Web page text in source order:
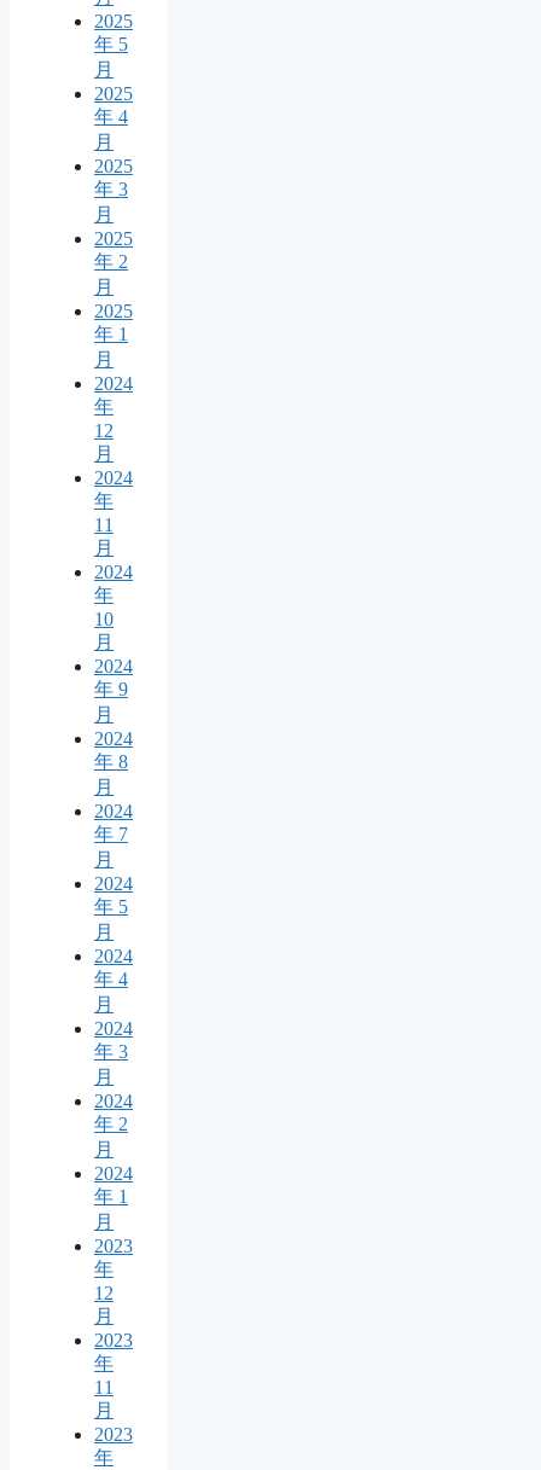
2025
年 5
月
2025
年 4
月
2025
年 3
月
2025
年 2
月
2025
年 1
月
2024
年
12
月
2024
年
11
月
2024
年
10
月
2024
年 9
月
2024
年 8
月
2024
年 7
月
2024
年 5
月
2024
年 4
月
2024
年 3
月
2024
年 2
月
2024
年 1
月
2023
年
12
月
2023
年
11
月
2023
年